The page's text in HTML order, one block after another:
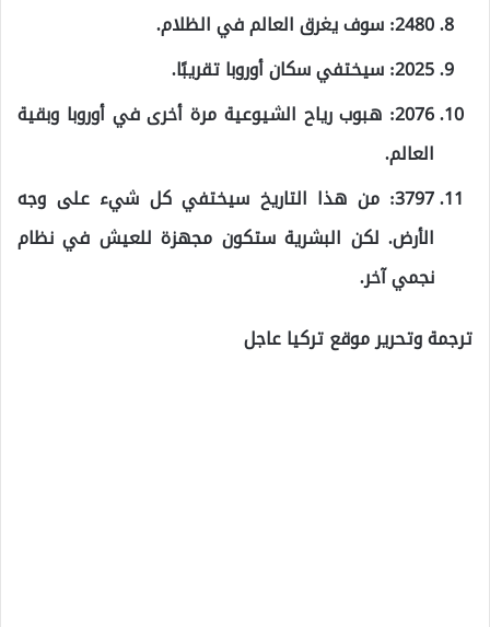
2480: سوف يغرق العالم في الظلام.
2025: سيختفي سكان أوروبا تقريبًا.
2076: هبوب رياح الشيوعية مرة أخرى في أوروبا وبقية
العالم.
3797: من هذا التاريخ سيختفي كل شيء على وجه
الأرض. لكن البشرية ستكون مجهزة للعيش في نظام
نجمي آخر.
ترجمة وتحرير موقع تركيا عاجل